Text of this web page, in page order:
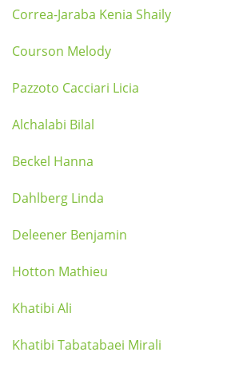
Correa-Jaraba Kenia Shaily
Courson Melody
Pazzoto Cacciari Licia
Alchalabi Bilal
Beckel Hanna
Dahlberg Linda
Deleener Benjamin
Hotton Mathieu
Khatibi Ali
Khatibi Tabatabaei Mirali